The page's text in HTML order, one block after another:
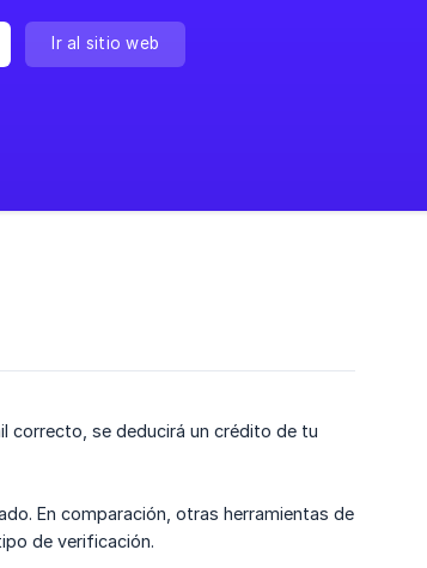
Ir al sitio web
correcto, se deducirá un crédito de tu
En comparación, otras herramientas de
de verificación.